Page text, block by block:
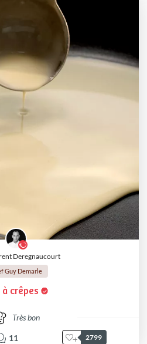
Deregnaucourt
Guy Demarle
à crêpes
Très bon
11 2799